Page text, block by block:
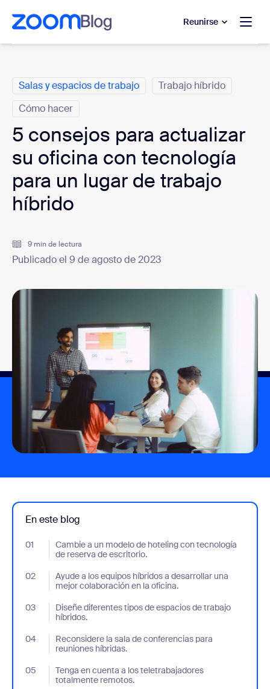
contenido principal
al chat de ayuda
Reunirse
Salas y espacios de trabajo
Trabajo híbrido
Cómo hacer
5 consejos para actualizar
su oficina con tecnología
para un lugar de trabajo
híbrido
9 min de lectura
Publicado el 9 de agosto de 2023
En este blog
01
Cambie a un modelo de hoteling con tecnología
de reserva de escritorio.
- Jumplink to Cambie a un modelo de hoteling con tecnología
02
Ayude a los equipos híbridos a desarrollar una
mejor colaboración en la oficina.
- Jumplink to Ayude a los equipos híbridos a desarrollar una
03
Diseñe diferentes tipos de espacios de trabajo
híbridos.
- Jumplink to Diseñe diferentes tipos de espacios de trabajo
04
Reconsidere la sala de conferencias para
reuniones híbridas.
- Jumplink to Reconsidere la sala de conferencias para
05
Tenga en cuenta a los teletrabajadores
totalmente remotos.
- Jumplink to Tenga en cuenta a los teletrabajadores